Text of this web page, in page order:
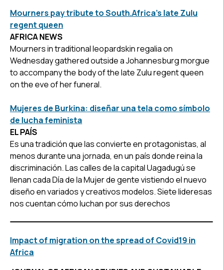
Mourners pay tribute to South.Africa's late Zulu
regent queen
AFRICA NEWS
Mourners in traditional leopardskin regalia on
Wednesday gathered outside a Johannesburg morgue
to accompany the body of the late Zulu regent queen
on the eve of her funeral.
Mujeres de Burkina: diseñar una tela como símbolo
de lucha feminista
EL PAÍS
Es una tradición que las convierte en protagonistas, al
menos durante una jornada, en un país donde reina la
discriminación. Las calles de la capital Uagadugú se
llenan cada Día de la Mujer de gente vistiendo el nuevo
diseño en variados y creativos modelos. Siete lideresas
nos cuentan cómo luchan por sus derechos
Impact of migration on the spread of Covid19 in
Africa